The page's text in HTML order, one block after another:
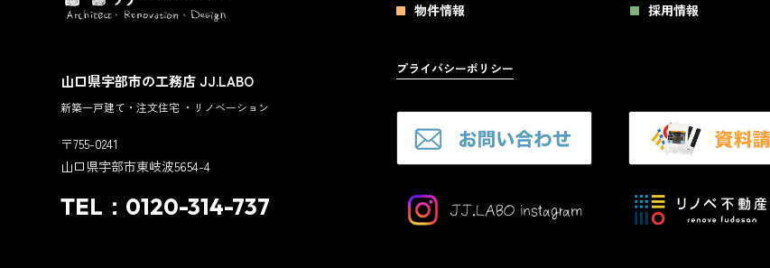
山口県宇部市の工務店 JJ.LABO
新築一戸建て・注文住宅 ・リノベーション
〒755-0241
山口県宇部市東岐波5654-4
TEL：0120-314-737
物件情報
採用情報
プライバシーポリシー